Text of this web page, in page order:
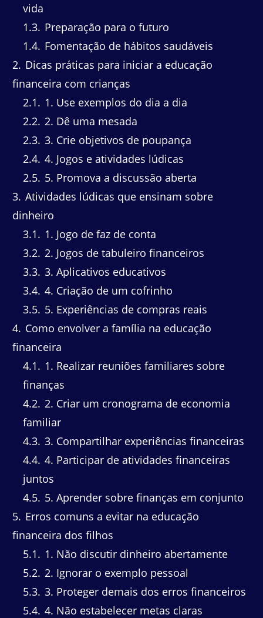
vida
1.3 Preparação para o futuro
1.4 Fomentação de hábitos saudáveis
2 Dicas práticas para iniciar a educação
financeira com crianças
2.1
1. Use exemplos do dia a dia
2.2 2. Dê uma mesada
2.3 3. Crie objetivos de poupança
2.4 4. Jogos e atividades lúdicas
2.5 5. Promova a discussão aberta
3 Atividades lúdicas que ensinam sobre
dinheiro
3.1
1. Jogo de faz de conta
3.2 2. Jogos de tabuleiro financeiros
3.3 3. Aplicativos educativos
3.4 4. Criação de um cofrinho
3.5 5. Experiências de compras reais
4 Como envolver a família na educação
financeira
4.1
1. Realizar reuniões familiares sobre
finanças
4.2 2. Criar um cronograma de economia
familiar
4.3 3. Compartilhar experiências financeiras
4.4 4. Participar de atividades financeiras
juntos
4.5 5. Aprender sobre finanças em conjunto
5 Erros comuns a evitar na educação
financeira dos filhos
5.1
1. Não discutir dinheiro abertamente
5.2 2. Ignorar o exemplo pessoal
5.3 3. Proteger demais dos erros financeiros
5.4 4. Não estabelecer metas claras